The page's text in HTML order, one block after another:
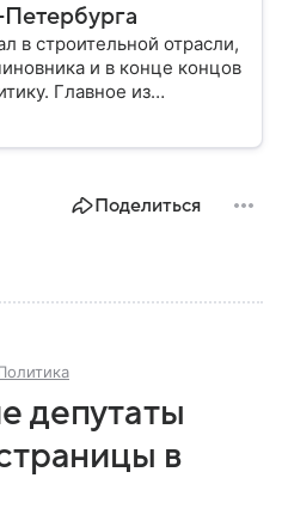
в строительной отрасли,
и в конце концов
Главное из
Петербурга — в
Поделиться
депутаты
в